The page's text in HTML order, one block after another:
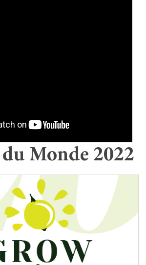
Monde 2022